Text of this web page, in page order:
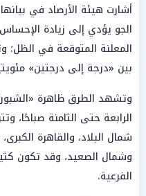
أشارت هيئة الأرصاد في
الجو يؤدي إلى زيادة
المعلنة المتوقعة في الظل؛
بين «درجة إلى درجتين»
وتشهد الطرق ظاهرة
الرابعة حتى الثامنة صباحًا،
شمال البلاد، والقاهرة
وشمال الصعيد، وقد تكون
الفرعية.